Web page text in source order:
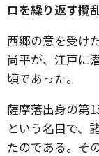
ロを繰り返す攪
西郷の意を受け
尚平が、江戸に
頃であった。
薩摩藩出身の第
という名目で、
たのである。そ